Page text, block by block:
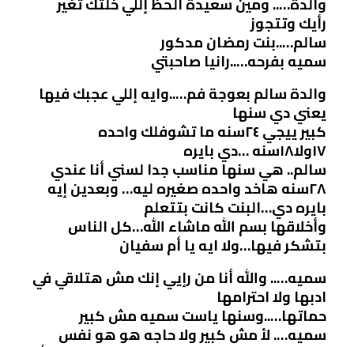
رأيك وتتجوز
سالم…..بنت رمضان مدكور
سميه بفرحه…..رانيا صاحبتي
والدة سالم بعوجة فم…..وايه إللي عجبك فيها
يعني دي سنها
كبير ييجي ٢٤سنه ما تشوفلك واحده
١٧ولا١٨سنه …دي بايره
سالم.. هي سنها مناسب جدا لسني أنا عندي
٢٨سنه هاخد واحده صغيره ليه… وبعدين إيه
بايره دي…البنت كانت بتتعلم
وأخلاقها بسم الله ماشاء الله…كل الناس
بتشكر فيها…ولا ايه يا أم سفيان
سميه….. والله أنا من رإيي إنك مش هتلاقي في
ادبها ولا احترامها
حماتها…..وسنها ياست سميه مش كبير
سميه…. لأ مش كبير ولا حاجه هو هو نفس